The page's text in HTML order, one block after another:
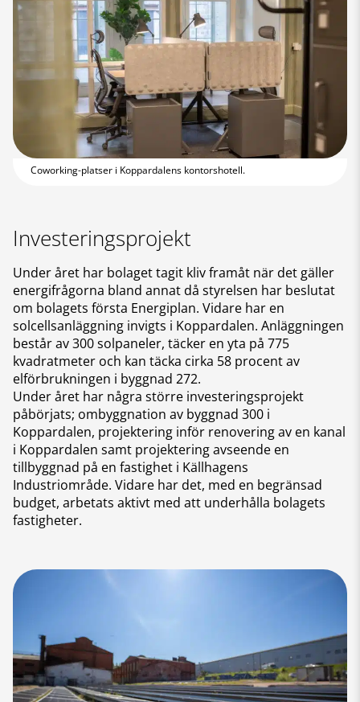
Coworking-platser i Koppardalens kontorshotell.
Investeringsprojekt
Under året har bolaget tagit kliv framåt när det gäller
energifrågorna bland annat då styrelsen har beslutat
om bolagets första Energiplan. Vidare har en
solcellsanläggning invigts i Koppardalen. Anläggningen
består av 300 solpaneler, täcker en yta på 775
kvadratmeter och kan täcka cirka 58 procent av
elförbrukningen i byggnad 272.
Under året har några större investeringsprojekt
påbörjats; ombyggnation av byggnad 300 i
Koppardalen, projektering inför renovering av en kanal
i Koppardalen samt projektering avseende en
tillbyggnad på en fastighet i Källhagens
Industriområde. Vidare har det, med en begränsad
budget, arbetats aktivt med att underhålla bolagets
fastigheter.